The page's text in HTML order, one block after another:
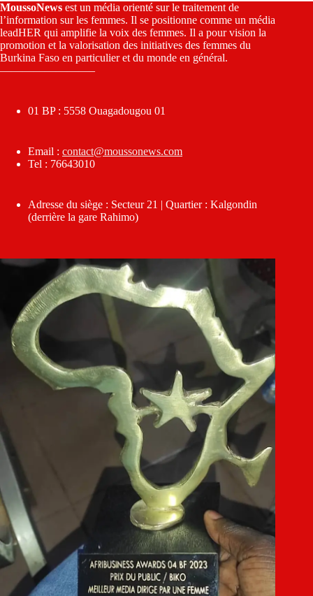
MoussoNews est un média orienté sur le traitement de
l’information sur les femmes. Il se positionne comme un média
leadHER qui amplifie la voix des femmes. Il a pour vision la
promotion et la valorisation des initiatives des femmes du
Burkina Faso en particulier et du monde en général.
————————–
01 BP : 5558 Ouagadougou 01
Email : contact@moussonews.com
Tel : 76643010
Adresse du siège : Secteur 21 | Quartier : Kalgondin
(derrière la gare Rahimo)